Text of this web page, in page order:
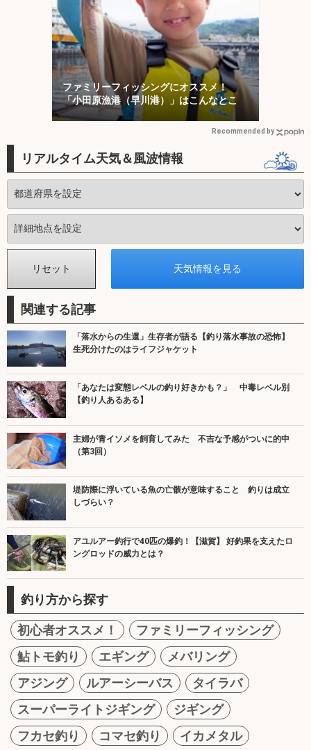
ファミリーフィッシングにオススメ！
「小田原漁港（早川港）」はこんなとこ
Recommended by
リアルタイム天気＆風波情報
関連する記事
「落水からの生還」生存者が語る【釣り落水事故の恐怖】
生死分けたのはライフジャケット
「あなたは変態レベルの釣り好きかも？」 中毒レベル別
【釣り人あるある】
主婦が青イソメを飼育してみた 不吉な予感がついに的中
（第3回）
堤防際に浮いている魚の亡骸が意味すること 釣りは成立
しづらい？
アユルアー釣行で40匹の爆釣！【滋賀】 好釣果を支えたロ
ングロッドの威力とは？
釣り方から探す
初心者オススメ！
ファミリーフィッシング
鮎トモ釣り
エギング
メバリング
アジング
ルアーシーバス
タイラバ
スーパーライトジギング
ジギング
フカセ釣り
コマセ釣り
イカメタル